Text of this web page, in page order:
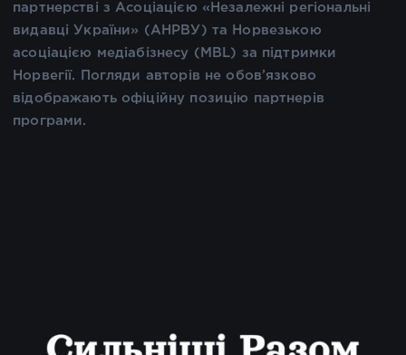
партнерстві з Асоціацією «Незалежні регіональні
видавці України» (АНРВУ) та Норвезькою
асоціацією медіабізнесу (MBL) за підтримки
Норвегії. Погляди авторів не обов’язково
відображають офіційну позицію партнерів
програми.